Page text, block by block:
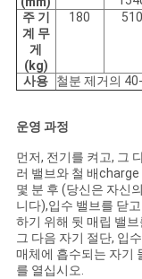
주 기
계 무
게
(kg)
180 510
사용 철분 제거의
운영 과정
먼저, 전기를 켜고, 그
러 밸브와 철 배
몇 분 후 (당신은 자신
니다),입수 밸브를 닫
하기 위해 뒷 매립 밸
그 다음 자기 절단, 입
매체에 흡수되는 자기
를 열십시오.